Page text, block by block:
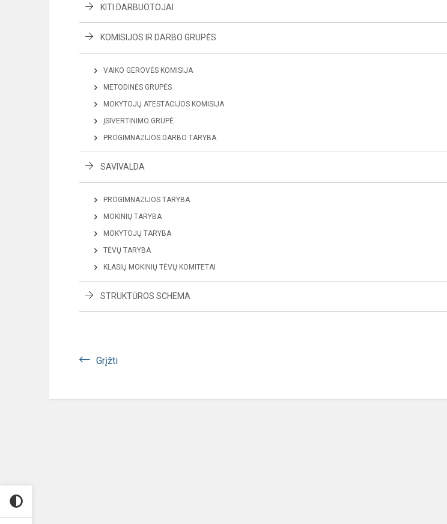
KITI DARBUOTOJAI
KOMISIJOS IR DARBO GRUPĖS
VAIKO GEROVĖS KOMISIJA
METODINĖS GRUPĖS
MOKYTOJŲ ATESTACIJOS KOMISIJA
ĮSIVERTINIMO GRUPĖ
PROGIMNAZIJOS DARBO TARYBA
SAVIVALDA
PROGIMNAZIJOS TARYBA
MOKINIŲ TARYBA
MOKYTOJŲ TARYBA
TĖVŲ TARYBA
KLASIŲ MOKINIŲ TĖVŲ KOMITETAI
STRUKTŪROS SCHEMA
Grįžti